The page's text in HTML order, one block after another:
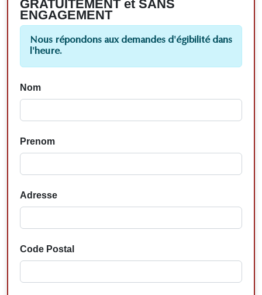
GRATUITEMENT et SANS
ENGAGEMENT
Nous répondons aux demandes d'égibilité dans
l'heure.
Nom
Prenom
Adresse
Code Postal